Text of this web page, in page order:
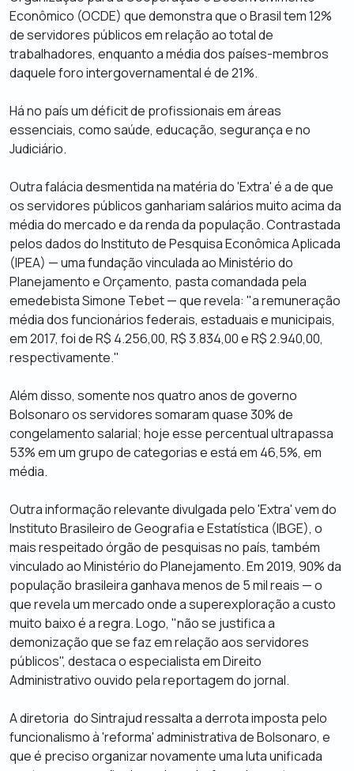
Econômico (OCDE) que demonstra que o Brasil tem 12%
de servidores públicos em relação ao total de
trabalhadores, enquanto a média dos países-membros
daquele foro intergovernamental é de 21%.
Há no paísum déficit de profissionais em áreas
essenciais, como saúde, educação, segurança e no
Judiciário.
Outra falácia desmentida na matéria do 'Extra' é a de que
osservidores públicos ganhariam salários muito acima da
média do mercado e da renda da população.Contrastada
pelos dados do Instituto de Pesquisa Econômica Aplicada
(IPEA) — uma fundação vinculada ao Ministério do
Planejamento e Orçamento, pasta comandada pela
emedebista Simone Tebet — que revela: "a remuneração
média dos funcionários federais, estaduais e municipais,
em 2017, foi de R$ 4.256,00, R$ 3.834,00 e R$ 2.940,00,
respectivamente."
Além disso, somente nos quatro anos de governo
Bolsonaro os servidores somaram quase 30% de
congelamento salarial; hoje esse percentual ultrapassa
53% em um grupo de categorias e está em 46,5%, em
média.
Outra informação relevante divulgada pelo 'Extra' vem do
Instituto Brasileiro de Geografia e Estatística (IBGE), o
mais respeitado órgão de pesquisas no país, também
vinculado ao Ministério do Planejamento. Em 2019, 90% da
população brasileira ganhava menos de 5 mil reais — o
que revela um mercado onde a superexploração a custo
muito baixo é a regra. Logo, "não se justifica a
demonização que se faz em relação aos servidores
públicos", destaca o especialista em Direito
Administrativo ouvido pela reportagem do jornal.
A diretoria do Sintrajud ressalta a derrota imposta pelo
funcionalismo à 'reforma' administrativa de Bolsonaro, e
que é preciso organizar novamente uma luta unificada